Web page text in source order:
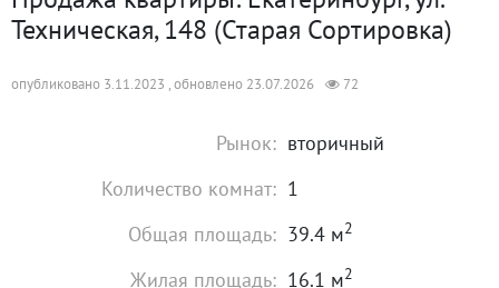
Техническая, 148 (Старая Сортировка)
опубликовано 3.11.2023 , обновлено 23.07.2026 72
Рынок: вторичный
Количество комнат: 1
Общая площадь: 39.4 м2
Жилая площадь: 16.1 м2